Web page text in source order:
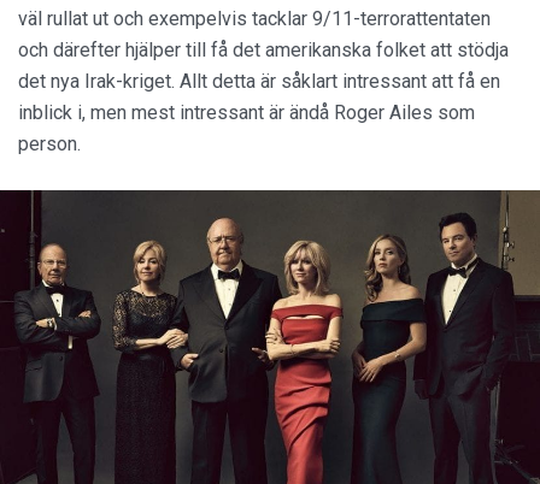
väl rullat ut och exempelvis tacklar 9/11-terrorattentaten
och därefter hjälper till få det amerikanska folket att stödja
det nya Irak-kriget. Allt detta är såklart intressant att få en
inblick i, men mest intressant är ändå Roger Ailes som
person.